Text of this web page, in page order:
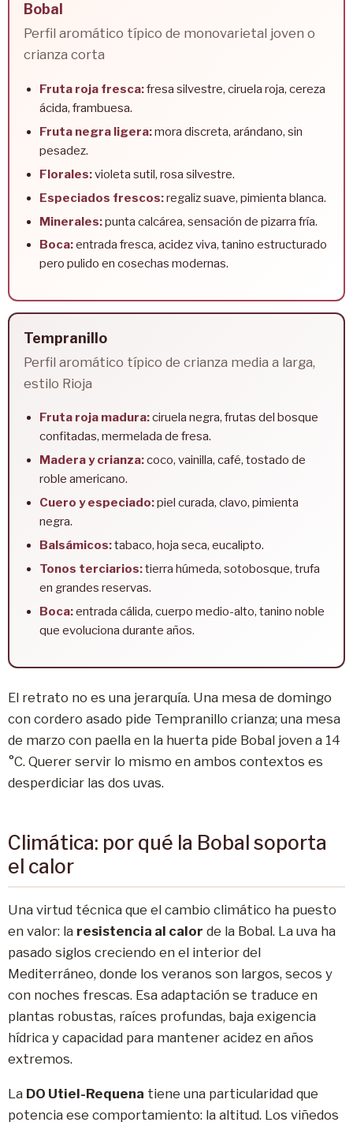
Bobal
Perfil aromático típico de monovarietal joven o
crianza corta
Fruta roja fresca:fresa silvestre, ciruela roja, cereza
ácida, frambuesa.
Fruta negra ligera:mora discreta, arándano, sin
pesadez.
Florales:violeta sutil, rosa silvestre.
Especiados frescos:regaliz suave, pimienta blanca.
Minerales:punta calcárea, sensación de pizarra fría.
Boca:entrada fresca, acidez viva, tanino estructurado
pero pulido en cosechas modernas.
Tempranillo
Perfil aromático típico de crianza media a larga,
estilo Rioja
Fruta roja madura:ciruela negra, frutas del bosque
confitadas, mermelada de fresa.
Madera y crianza:coco, vainilla, café, tostado de
roble americano.
Cuero y especiado:piel curada, clavo, pimienta
negra.
Balsámicos:tabaco, hoja seca, eucalipto.
Tonos terciarios:tierra húmeda, sotobosque, trufa
en grandes reservas.
Boca:entrada cálida, cuerpo medio-alto, tanino noble
que evoluciona durante años.
El retrato no es una jerarquía. Una mesa de domingo
con cordero asado pide Tempranillo crianza; una mesa
de marzo con paella en la huerta pide Bobal joven a 14
°C. Querer servir lo mismo en ambos contextos es
desperdiciar las dos uvas.
Climática: por qué la Bobal soporta
el calor
Una virtud técnica que el cambio climático ha puesto
en valor: la resistencia al calor de la Bobal. La uva ha
pasado siglos creciendo en el interior del
Mediterráneo, donde los veranos son largos, secos y
con noches frescas. Esa adaptación se traduce en
plantas robustas, raíces profundas, baja exigencia
hídrica y capacidad para mantener acidez en años
extremos.
La DO Utiel-Requena tiene una particularidad que
potencia ese comportamiento: la altitud. Los viñedos